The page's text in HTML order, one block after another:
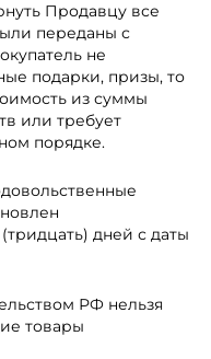
Продавцу все
переданы с
не
подарки, призы, то
из суммы
или требует
порядке.
дней с даты
РФ нельзя
товары